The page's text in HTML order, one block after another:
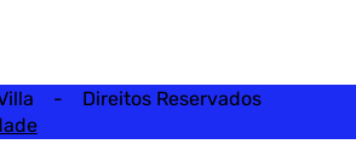
- Direitos Reservados